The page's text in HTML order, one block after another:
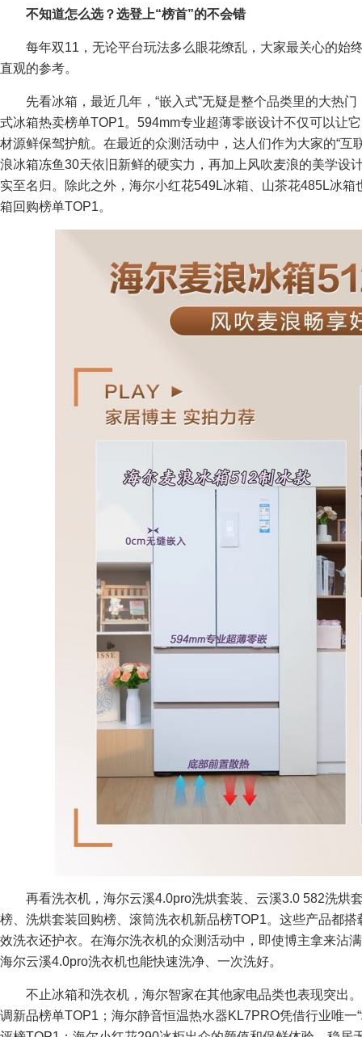
不知道怎么选？选登上“榜首”的不会错
每年双11，无论平台玩法多么眼花缭乱，大家最关心的始
直观的参考。
先看冰箱，最近几年，“嵌入式”无疑是整个品类里的大热
式冰箱热卖榜单TOP1。594mm专业超薄零嵌设计不仅可以让
材源鲜保驾护航。在最近的众测活动中，达人们作为大家的“互
浪冰箱冻鱼30天依旧新鲜的硬实力，再加上风吹麦浪的美学设
实至名归。除此之外，海尔小红花549L冰箱、山茶花485L冰
箱回购榜单TOP1。
再看洗衣机，海尔云溪4.0pro洗烘套装、云溪3.0 582洗烘
榜、洗烘套装回购榜、滚筒洗衣机新品榜TOP1。这些产品都
效洗衣还护衣。在海尔洗衣机的众测活动中，即使博主拿来沾
海尔云溪4.0pro洗衣机也能快速洗净、一次洗好。
不止冰箱和洗衣机，海尔智家在其他家电品类也表现突出
调新品榜单TOP1；海尔静音恒温热水器KL7PRO凭借行业唯一